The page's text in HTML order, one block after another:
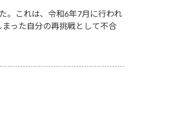
。これは、令和6年7月に行われ
った自分の再挑戦として不合